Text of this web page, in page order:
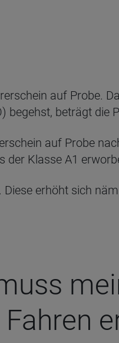
auf Probe.
begehst, beträgt die
auf Probe
der Klasse A1
erhöht sich